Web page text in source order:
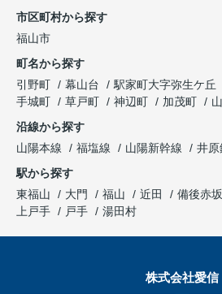
市区町村から探す
福山市
町名から探す
引野町
幕山台 駅家町大字弥生ケ丘
手城町
草戸町 神辺町 加茂町
沿線から探す
山陽本線
福塩線 山陽新幹線
井原
駅から探す
東福山
大門 福山 近田 備後赤坂
上戸手
戸手 湯田村
株式会社愛信